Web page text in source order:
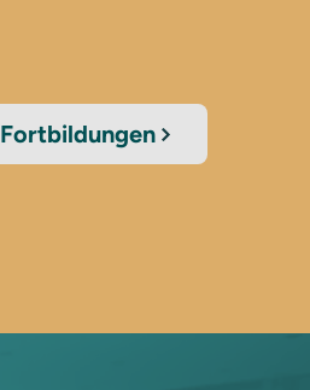
Fortbildungen